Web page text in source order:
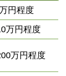
円程度
万円程度
万円程度